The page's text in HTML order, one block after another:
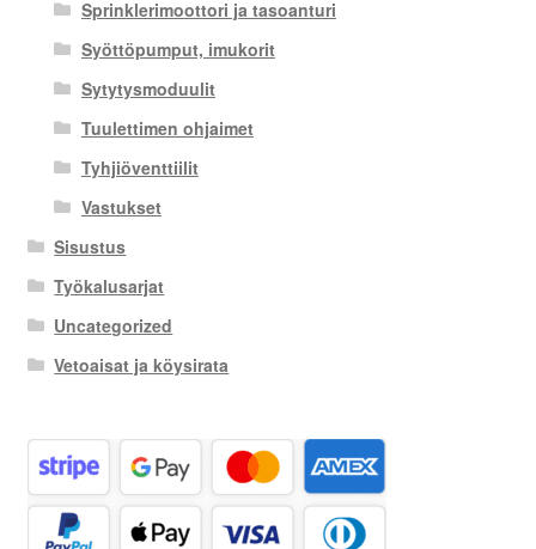
Sprinklerimoottori ja tasoanturi
Syöttöpumput, imukorit
Sytytysmoduulit
Tuulettimen ohjaimet
Tyhjiöventtiilit
Vastukset
Sisustus
Työkalusarjat
Uncategorized
Vetoaisat ja köysirata